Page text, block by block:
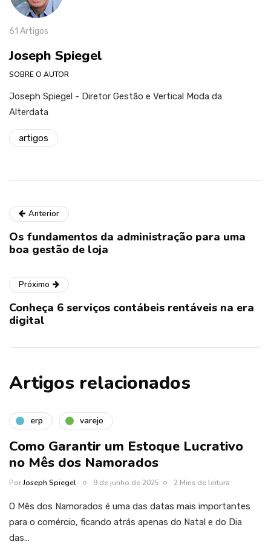
61 Artigos
Joseph Spiegel
SOBRE O AUTOR
Joseph Spiegel - Diretor Gestão e Vertical Moda da
Alterdata
artigos
Anterior
Os fundamentos da administração para uma
boa gestão de loja
Próximo
Conheça 6 serviços contábeis rentáveis na era
digital
Artigos relacionados
erp varejo
Como Garantir um Estoque Lucrativo
no Mês dos Namorados
PorJoseph Spiegel 9 de junho de 2025 2 Mins de leitura
O Mês dos Namorados é uma das datas mais importantes
para o comércio, ficando atrás apenas do Natal e do Dia
das…